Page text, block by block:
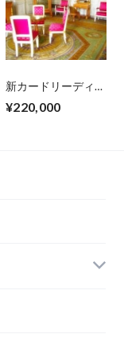
新カードリーディン
成コース・上級
¥220,000